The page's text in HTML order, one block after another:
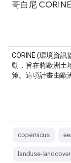
哥白尼
CORINE (環境資
動，旨在將歐洲土
策。這項計畫由歐
copernicus
landuse-landcover